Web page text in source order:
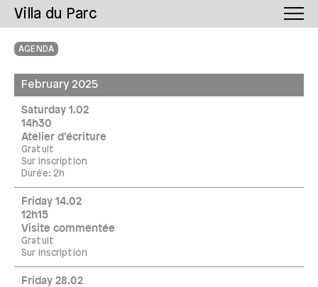
Villa du Parc
AGENDA
February 2025
Saturday 1.02
14h30
Atelier d’écriture
Gratuit
Sur inscription
Durée: 2h
Friday 14.02
12h15
Visite commentée
Gratuit
Sur inscription
Friday 28.02